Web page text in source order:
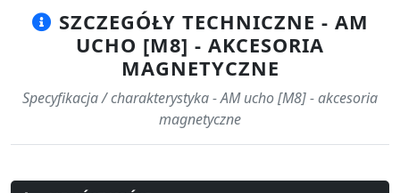
SZCZEGÓŁY TECHNICZNE - AM
UCHO [M8] - AKCESORIA
MAGNETYCZNE
Specyfikacja / charakterystyka - AM ucho [M8] - akcesoria
magnetyczne